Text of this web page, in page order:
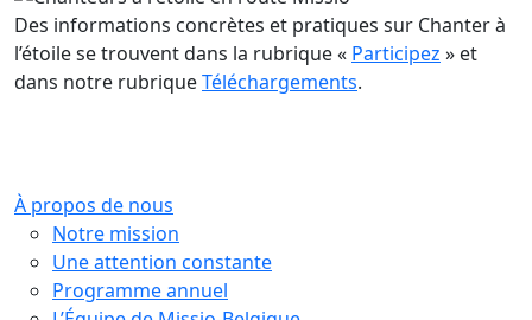
Des informations concrètes et pratiques sur Chanter à
l’étoile se trouvent dans la rubrique « Participez » et
dans notre rubriqueTéléchargements.
À propos de nous
Notre mission
Une attention constante
Programme annuel